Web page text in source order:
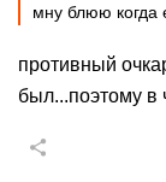
мну блюю когда
противный
был...поэтому в